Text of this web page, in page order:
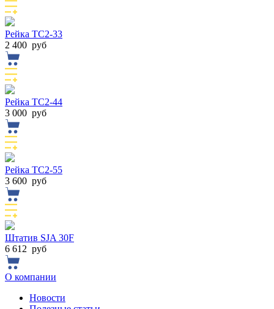
Рейка TС2-33
2 400 руб
Рейка TС2-44
3 000 руб
Рейка TС2-55
3 600 руб
Штатив SJA 30F
6 612 руб
О компании
Новости